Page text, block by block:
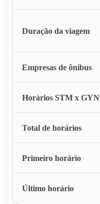
Duração da viagem
Empresas de ônibus
Horários STM x GYN
Total de horários
Primeiro horário
Último horário